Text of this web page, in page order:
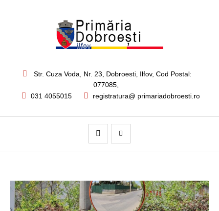
Str. Cuza Voda, Nr. 23 Dobroesti, Ilfov, Cod Postal:
077085,
031 4055015
registratura@ primariadobroesti.ro